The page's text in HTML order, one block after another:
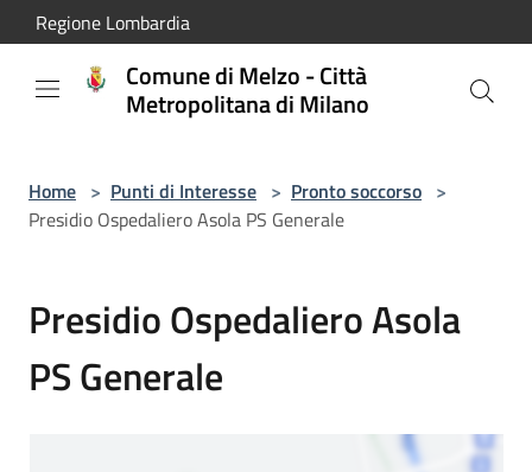
Salta al contenuto principale
Regione Lombardia
Comune di Melzo - Città
Metropolitana di Milano
Home > Punti di Interesse > Pronto soccorso >
Presidio Ospedaliero Asola PS Generale
Presidio Ospedaliero Asola
PS Generale